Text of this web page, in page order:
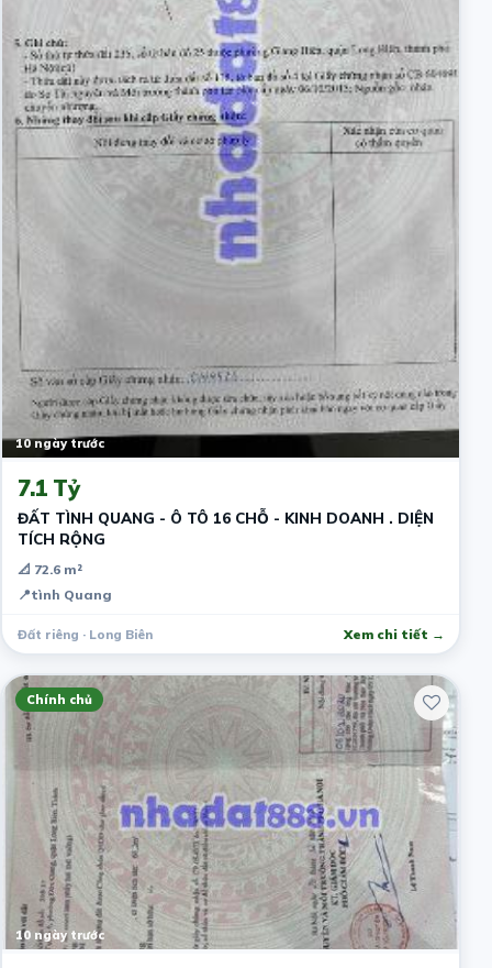
10 ngày trước
7.1 Tỷ
ĐẤT TÌNH QUANG - Ô TÔ 16 CHỖ - KINH DOANH . DIỆN
TÍCH RỘNG
📐 72.6 m²
📍tình Quang
Đất riêng · Long Biên Xem chi tiết →
Chính chủ
10 ngày trước